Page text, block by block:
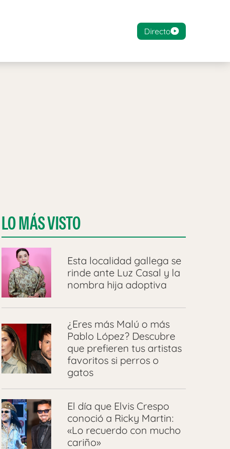
Directo
LO MÁS VISTO
Esta localidad gallega se
rinde ante Luz Casal y la
nombra hija adoptiva
¿Eres más Malú o más
Pablo López? Descubre
que prefieren tus artistas
favoritos si perros o
gatos
El día que Elvis Crespo
conoció a Ricky Martin:
«Lo recuerdo con mucho
cariño»